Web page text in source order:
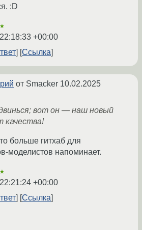
:D
+00:00
Ссылка
от Smacker 10.02.2025
вот он — наш новый
качества!
больше гитхаб для
моделистов напоминает.
+00:00
Ссылка